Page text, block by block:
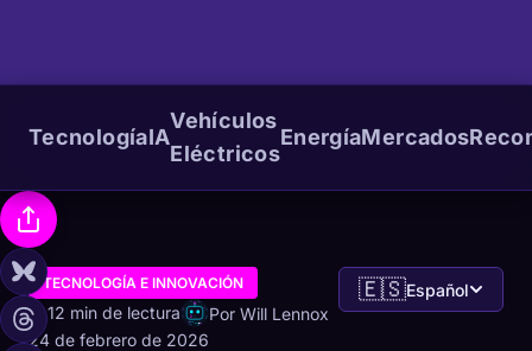
TecnologíaIA
Vehículos
Eléctricos
EnergíaMercados
TECNOLOGÍA E INNOVACIÓN
12 min de lectura
Por Will Lennox
24 de febrero de 2026
🇪🇸Español